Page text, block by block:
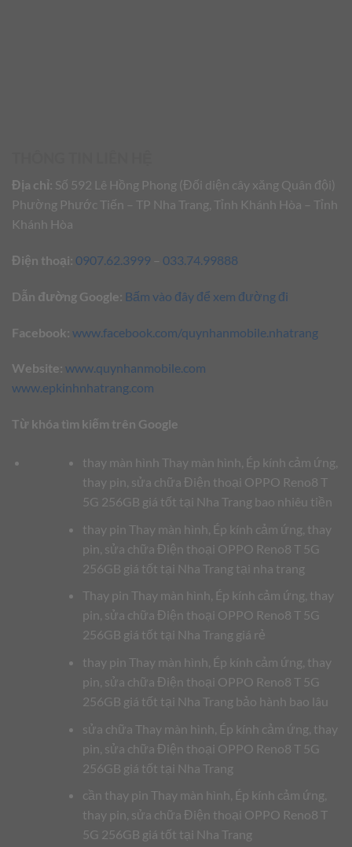
Địa chỉ: Số 592 Lê Hồng Phong (Đối diện cây xăng Quân đội)
Phường Phước Tiến – TP Nha Trang, Tỉnh Khánh Hòa – Tỉnh
Khánh Hòa
Điện thoại: 0907.62.3999 – 033.74.99888
Dẫn đường Google: Bấm vào đây để xem đường đi
Facebook: www.facebook.com/quynhanmobile.nhatrang
Website: www.quynhanmobile.com
www.epkinhnhatrang.com
Từ khóa tìm kiếm trên Google
thay màn hình Thay màn hình, Ép kính cảm ứng,
thay pin, sửa chữa Điện thoại OPPO Reno8 T
5G 256GB giá tốt tại Nha Trang bao nhiêu tiền
thay pin Thay màn hình, Ép kính cảm ứng, thay
pin, sửa chữa Điện thoại OPPO Reno8 T 5G
256GB giá tốt tại Nha Trang tại nha trang
Thay pin Thay màn hình, Ép kính cảm ứng, thay
pin, sửa chữa Điện thoại OPPO Reno8 T 5G
256GB giá tốt tại Nha Trang giá rẻ
thay pin Thay màn hình, Ép kính cảm ứng, thay
pin, sửa chữa Điện thoại OPPO Reno8 T 5G
256GB giá tốt tại Nha Trang bảo hành bao lâu
sửa chữa Thay màn hình, Ép kính cảm ứng, thay
pin, sửa chữa Điện thoại OPPO Reno8 T 5G
256GB giá tốt tại Nha Trang
cần thay pin Thay màn hình, Ép kính cảm ứng,
thay pin, sửa chữa Điện thoại OPPO Reno8 T
5G 256GB giá tốt tại Nha Trang